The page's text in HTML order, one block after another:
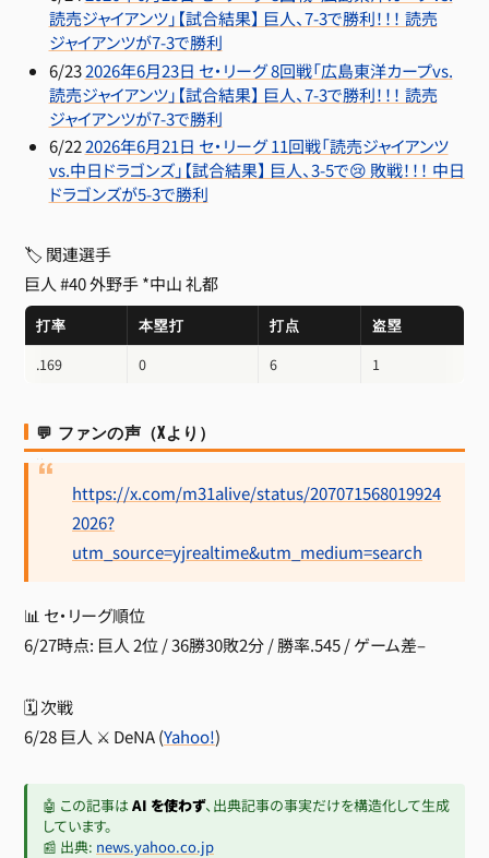
読売ジャイアンツ」【試合結果】 巨人、7-3で勝利！！！ 読売
ジャイアンツが7-3で勝利
6/232026年6月23日 セ・リーグ 8回戦「広島東洋カープvs.
読売ジャイアンツ」【試合結果】 巨人、7-3で勝利！！！ 読売
ジャイアンツが7-3で勝利
6/222026年6月21日 セ・リーグ 11回戦「読売ジャイアンツ
vs.中日ドラゴンズ」【試合結果】 巨人、3-5で😢 敗戦！！！ 中日
ドラゴンズが5-3で勝利
🏷 関連選手
巨人 #40 外野手*中山 礼都
打率 本塁打 打点
盗塁
.169
0 6 1
💬 ファンの声（Xより）
https://x.com/m31alive/status/207071568019924
2026?
utm_source=yjrealtime&utm_medium=search
📊 セ・リーグ順位
6/27時点: 巨人 2位 / 36勝30敗2分 / 勝率.545 / ゲーム差–
🗓 次戦
6/28 巨人 ⚔️ DeNA (Yahoo!)
🤖 この記事はAI を使わず、出典記事の事実だけを構造化して生成
しています。
📰 出典: news.yahoo.co.jp